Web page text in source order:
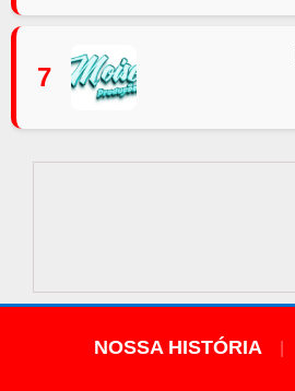
7
NOSSA HISTÓRIA